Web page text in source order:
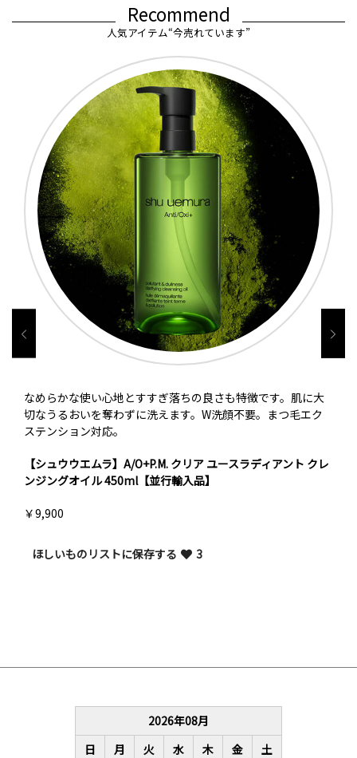
Recommend
人気アイテム“今売れています”
なめらかな使い心地とすすぎ落ちの良さも特徴です。肌に大
切なうるおいを奪わずに洗えます。W洗顔不要。まつ毛エク
ステンション対応。
【シュウウエムラ】A/O+P.M. クリア ユースラディアント クレ
ンジングオイル 450ml【並行輸入品】
￥9,900
ほしいものリストに保存する 3
2026年08月
日
月 火 水 木 金
土